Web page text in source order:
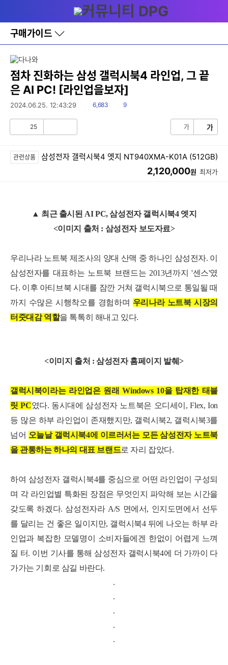
와
홈
구매가이드
바
로
레
이
어
토
점차 진화하는 삼성 갤럭시북4 라인업, 그 끝
은 AI PC! [라인업을보자]
2024.06.25. 12:43:29
읽
6,683
댓
9
공25 가 가
관련상품 삼성전자 갤럭시북4 엣지 NT940XMA-K01A (512GB)
2,120,000원 최저가
▲ 최근 출시된 AI PC, 삼성전자 갤럭시북4 엣지
<이미지 출처 : 삼성전자 보도자료>
우리나라 노트북 제조사의 양대 산맥 중 하나인 삼성전자. 이
삼성전자를 대표하는 노트북 브랜드는 2013년까지 '센스'였
다. 이후 아티브북 시대를 잠깐 거쳐 갤럭시북으로 통일될 때
까지 수많은 시행착오를 경험하며 우리나라 노트북 시장의
터줏대감 역할을 톡톡히 해내고 있다.
<이미지 출처 : 삼성전자 홈페이지 발췌>
갤럭시북이라는 라인업은 원래 Windows 10을 탑재한 태블
릿 PC였다. 동시대에 삼성전자 노트북은 오디세이, Flex, Ion
등 많은 하부 라인업이 존재했지만, 갤럭시북2, 갤럭시북3를
넘어 오늘날 갤럭시북4에 이르러서는 모든 삼성전자 노트북
을 관통하는 하나의 대표 브랜드로 자리 잡았다.
하여 삼성전자 갤럭시북4를 중심으로 어떤 라인업이 구성되
며 각 라인업별 특화된 장점은 무엇인지 파악해 보는 시간을
갖도록 하겠다. 삼성전자라 A/S 면에서, 인지도면에서 선두
를 달리는 건 좋은 일이지만, 갤럭시북4 뒤에 나오는 하부 라
인업과 복잡한 모델명이 소비자들에겐 한없이 어렵게 느껴
질 터. 이번 기사를 통해 삼성전자 갤럭시북4에 더 가까이 다
가가는 기회로 삼길 바란다.
.
.
.
.
.